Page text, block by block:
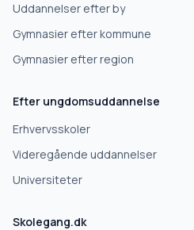
Uddannelser efter by
Gymnasier efter kommune
Gymnasier efter region
Efter ungdomsuddannelse
Erhvervsskoler
Videregående uddannelser
Universiteter
Skolegang.dk